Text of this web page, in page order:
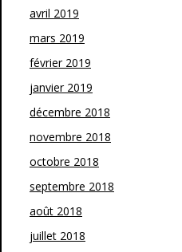
avril 2019
mars 2019
février 2019
janvier 2019
décembre 2018
novembre 2018
octobre 2018
septembre 2018
août 2018
juillet 2018